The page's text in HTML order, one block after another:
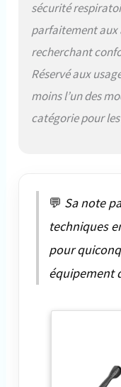
sécurité
parfaitement aux
recherchant
Réservé aux
moins l’un des
catégorie pour
💬 Sa note
techniques
pour
équipement